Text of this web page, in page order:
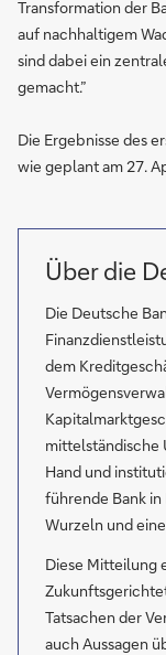
Transformation der
auf nachhaltigem
sind dabei ein
gemacht.”
Die Ergebnisse des
wie geplant am 27.
Über die
Die Deutsche
dem
mittelständische
Hand und
führende Bank
Wurzeln und
Diese Mitteilung
Tatsachen der
auch Aussagen